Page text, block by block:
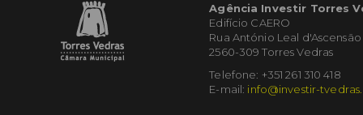
Agência Investir Torres
Edifício CAERO
Rua António Leal d'Ascensão
2560-309 Torres Vedras
Telefone: +351 261 310 418
E-mail: info@investir-